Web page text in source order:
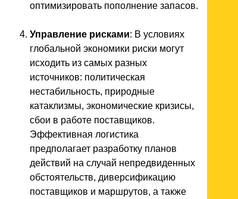
оптимизировать пополнение запасов.
Управление рисками: В условиях
глобальной экономики риски могут
исходить из самых разных
источников: политическая
нестабильность, природные
катаклизмы, экономические кризисы,
сбои в работе поставщиков.
Эффективная логистика
предполагает разработку планов
действий на случай непредвиденных
обстоятельств, диверсификацию
поставщиков и маршрутов, а также